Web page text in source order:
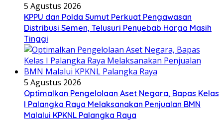
5 Agustus 2026
KPPU dan Polda Sumut Perkuat Pengawasan
Distribusi Semen, Telusuri Penyebab Harga Masih
Tinggi
5 Agustus 2026
Optimalkan Pengelolaan Aset Negara, Bapas Kelas
I Palangka Raya Melaksanakan Penjualan BMN
Malalui KPKNL Palangka Raya